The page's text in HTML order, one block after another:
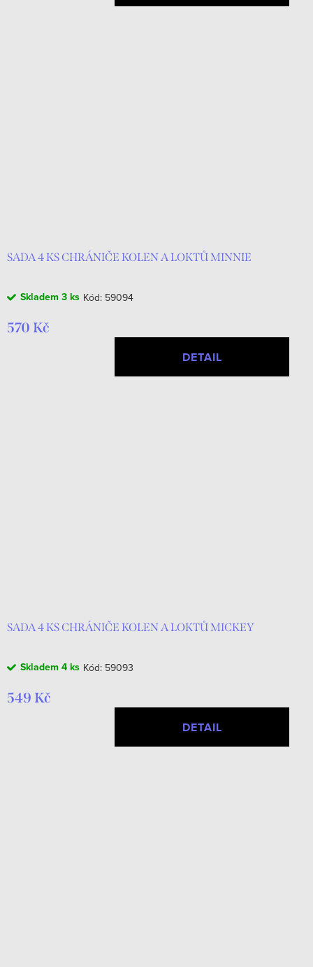
SADA 4 KS CHRÁNIČE KOLEN A LOKTŮ MINNIE
Skladem 3 ks Kód: 59094
570 Kč
DETAIL
SADA 4 KS CHRÁNIČE KOLEN A LOKTŮ MICKEY
Skladem 4 ks Kód: 59093
549 Kč
DETAIL